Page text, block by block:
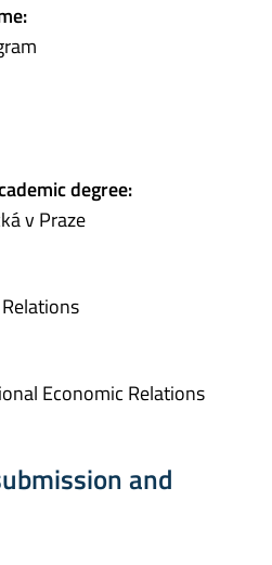
degree:
v Praze
Economic Relations
and